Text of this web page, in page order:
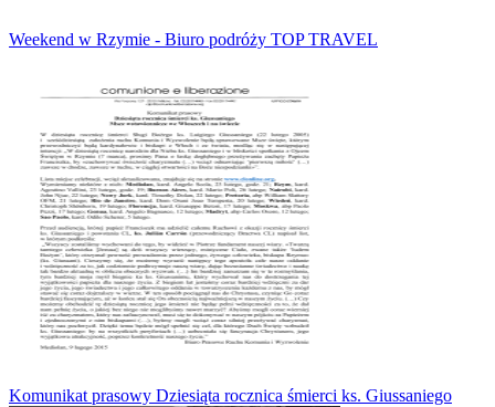
Weekend w Rzymie - Biuro podróży TOP TRAVEL
Komunikat prasowy Dziesiąta rocznica śmierci ks. Giussaniego